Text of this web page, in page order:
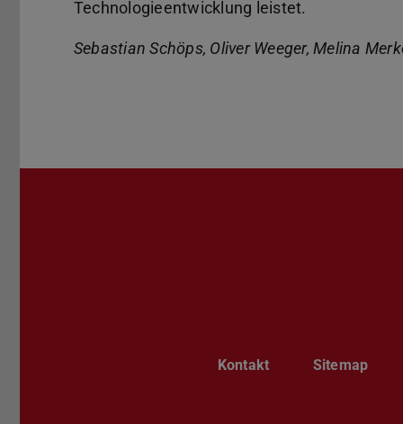
Technologieentwicklung leistet.
Sebastian Schöps, Oliver Weeger, Melina
Kontakt Sitemap